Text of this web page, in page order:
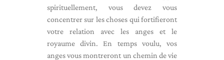
spirituellement, vous devez vous
concentrer sur les choses qui fortifieront
votre relation avec les anges et le
royaume divin. En temps voulu, vos
anges vous montreront un chemin de vie